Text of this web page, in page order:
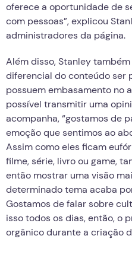
oferece a oportunidade de
com pessoas”, explicou
administradores da página.
Além disso, Stanley
diferencial do conteúdo ser
possuem embasamento no
possível transmitir uma
acompanha, “gostamos de
emoção que sentimos ao
Assim como eles ficam
filme, série, livro ou game,
então mostrar uma visão
determinado tema acaba
Gostamos de falar sobre
isso todos os dias, então, o
orgânico durante a criação